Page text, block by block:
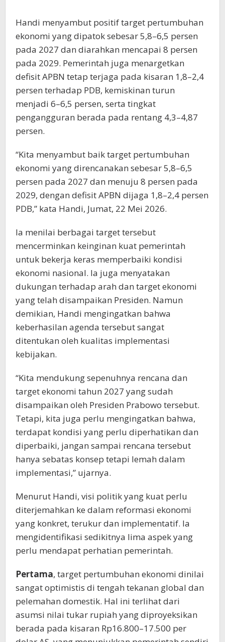
Handi menyambut positif target pertumbuhan
ekonomi yang dipatok sebesar 5,8–6,5 persen
pada 2027 dan diarahkan mencapai 8 persen
pada 2029. Pemerintah juga menargetkan
defisit APBN tetap terjaga pada kisaran 1,8–2,4
persen terhadap PDB, kemiskinan turun
menjadi 6–6,5 persen, serta tingkat
pengangguran berada pada rentang 4,3–4,87
persen.
“Kita menyambut baik target pertumbuhan
ekonomi yang direncanakan sebesar 5,8–6,5
persen pada 2027 dan menuju 8 persen pada
2029, dengan defisit APBN dijaga 1,8–2,4 persen
PDB,” kata Handi, Jumat, 22 Mei 2026.
Ia menilai berbagai target tersebut
mencerminkan keinginan kuat pemerintah
untuk bekerja keras memperbaiki kondisi
ekonomi nasional. Ia juga menyatakan
dukungan terhadap arah dan target ekonomi
yang telah disampaikan Presiden. Namun
demikian, Handi mengingatkan bahwa
keberhasilan agenda tersebut sangat
ditentukan oleh kualitas implementasi
kebijakan.
“Kita mendukung sepenuhnya rencana dan
target ekonomi tahun 2027 yang sudah
disampaikan oleh Presiden Prabowo tersebut.
Tetapi, kita juga perlu mengingatkan bahwa,
terdapat kondisi yang perlu diperhatikan dan
diperbaiki, jangan sampai rencana tersebut
hanya sebatas konsep tetapi lemah dalam
implementasi,” ujarnya.
Menurut Handi, visi politik yang kuat perlu
diterjemahkan ke dalam reformasi ekonomi
yang konkret, terukur dan implementatif. Ia
mengidentifikasi sedikitnya lima aspek yang
perlu mendapat perhatian pemerintah.
Pertama, target pertumbuhan ekonomi dinilai
sangat optimistis di tengah tekanan global dan
pelemahan domestik. Hal ini terlihat dari
asumsi nilai tukar rupiah yang diproyeksikan
berada pada kisaran Rp16.800–17.500 per